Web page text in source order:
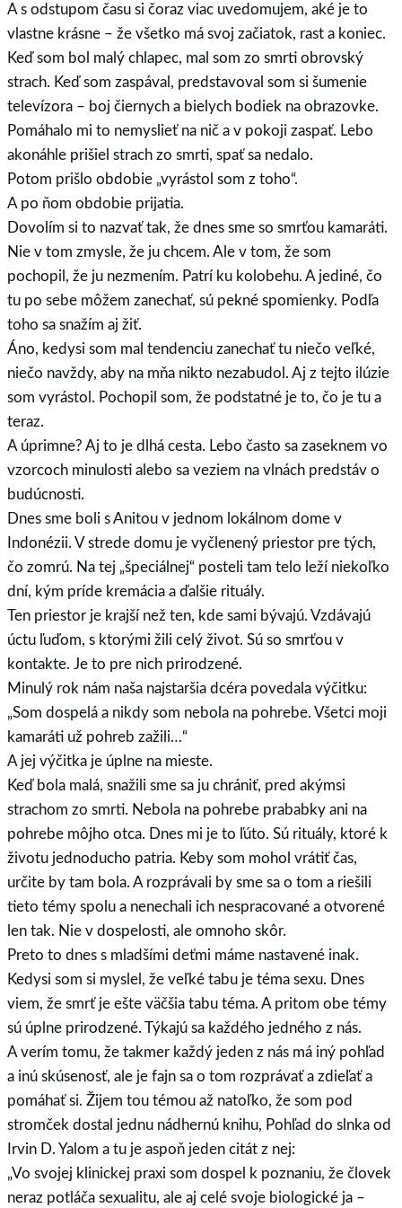
A s odstupom času si čoraz viac uvedomujem, aké je to
vlastne krásne – že všetko má svoj začiatok, rast a koniec.
Keď som bol malý chlapec, mal som zo smrti obrovský
strach. Keď som zaspával, predstavoval som si šumenie
televízora – boj čiernych a bielych bodiek na obrazovke.
Pomáhalo mi to nemyslieť na nič a v pokoji zaspať. Lebo
akonáhle prišiel strach zo smrti, spať sa nedalo.
Potom prišlo obdobie „vyrástol som z toho“.
A po ňom obdobie prijatia.
Dovolím si to nazvať tak, že dnes sme so smrťou kamaráti.
Nie v tom zmysle, že ju chcem. Ale v tom, že som
pochopil, že ju nezmením. Patrí ku kolobehu. A jediné, čo
tu po sebe môžem zanechať, sú pekné spomienky. Podľa
toho sa snažím aj žiť.
Áno, kedysi som mal tendenciu zanechať tu niečo veľké,
niečo navždy, aby na mňa nikto nezabudol. Aj z tejto ilúzie
som vyrástol. Pochopil som, že podstatné je to, čo je tu a
teraz.
A úprimne? Aj to je dlhá cesta. Lebo často sa zaseknem vo
vzorcoch minulosti alebo sa veziem na vlnách predstáv o
budúcnosti.
Dnes sme boli s Anitou v jednom lokálnom dome v
Indonézii. V strede domu je vyčlenený priestor pre tých,
čo zomrú. Na tej „špeciálnej“ posteli tam telo leží niekoľko
dní, kým príde kremácia a ďalšie rituály.
Ten priestor je krajší než ten, kde sami bývajú. Vzdávajú
úctu ľuďom, s ktorými žili celý život. Sú so smrťou v
kontakte. Je to pre nich prirodzené.
Minulý rok nám naša najstaršia dcéra povedala výčitku:
„Som dospelá a nikdy som nebola na pohrebe. Všetci moji
kamaráti už pohreb zažili…“
A jej výčitka je úplne na mieste.
Keď bola malá, snažili sme sa ju chrániť, pred akýmsi
strachom zo smrti. Nebola na pohrebe prababky ani na
pohrebe môjho otca. Dnes mi je to ľúto. Sú rituály, ktoré k
životu jednoducho patria. Keby som mohol vrátiť čas,
určite by tam bola. A rozprávali by sme sa o tom a riešili
tieto témy spolu a nenechali ich nespracované a otvorené
len tak. Nie v dospelosti, ale omnoho skôr.
Preto to dnes s mladšími deťmi máme nastavené inak.
Kedysi som si myslel, že veľké tabu je téma sexu. Dnes
viem, že smrť je ešte väčšia tabu téma. A pritom obe témy
sú úplne prirodzené. Týkajú sa každého jedného z nás.
A verím tomu, že takmer každý jeden z nás má iný pohľad
a inú skúsenosť, ale je fajn sa o tom rozprávať a zdieľať a
pomáhať si. Žijem tou témou až natoľko, že som pod
stromček dostal jednu nádhernú knihu, Pohľad do slnka od
Irvin D. Yalom a tu je aspoň jeden citát z nej:
„Vo svojej klinickej praxi som dospel k poznaniu, že človek
neraz potláča sexualitu, ale aj celé svoje biologické ja –